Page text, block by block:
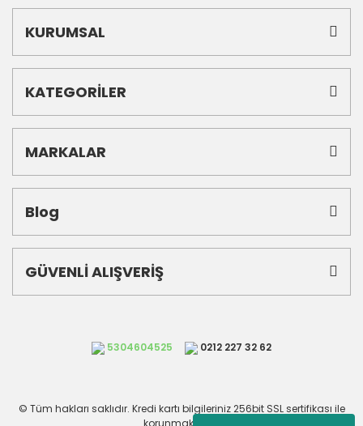
KURUMSAL
KATEGORİLER
MARKALAR
Blog
GÜVENLİ ALIŞVERİŞ
5304604525 0212 227 32 62
© Tüm hakları saklıdır. Kredi kartı bilgileriniz 256bit SSL sertifikası ile
korunmaktadır.